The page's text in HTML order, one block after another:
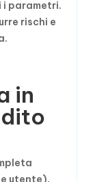
parametri.
rischi e
in
utente).